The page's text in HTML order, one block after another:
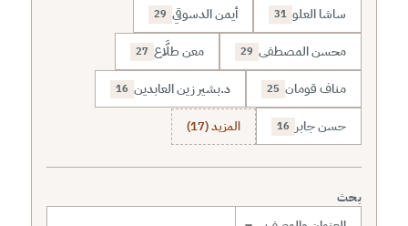
ساشا العلو 31 أيمن الدسوقي 29
محسن المصطفى 29 معن طلَّاع 27
مناف قومان 25 د.بشير زين العابدين 16
حسن جابر 16 المزيد (17)
بحث